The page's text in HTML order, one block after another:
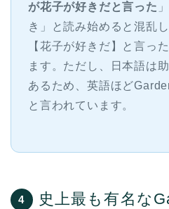
が花子が好きだと言った
き」と読み始めると混乱
【花子が好きだ】と言っ
ます。ただし、日本語は
あるため、英語ほど
と言われています。
4
史上最も有名な